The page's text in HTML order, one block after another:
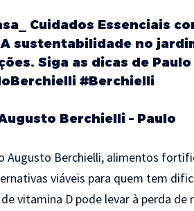
Cuidados Essenciais
sustentabilidade no
Siga as dicas de Paulo
#Berchielli
Berchielli – Paulo
Augusto Berchielli, alimentos
viáveis para quem tem
vitamina D pode levar à perda de